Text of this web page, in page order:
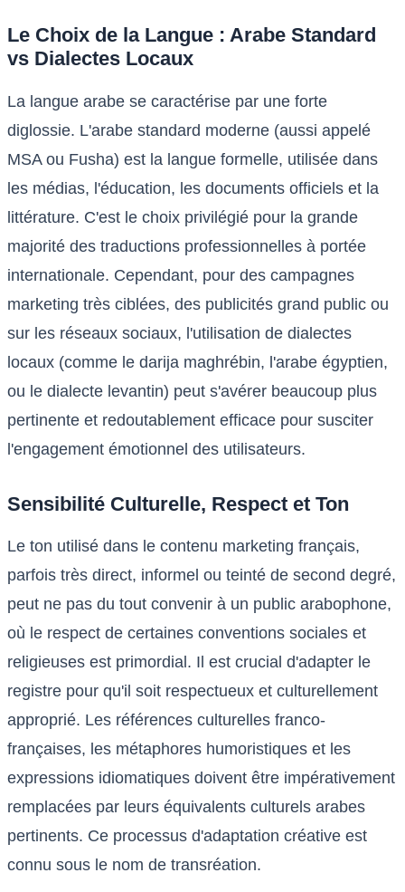
Le Choix de la Langue : Arabe Standard
vs Dialectes Locaux
La langue arabe se caractérise par une forte
diglossie. L'arabe standard moderne (aussi appelé
MSA ou Fusha) est la langue formelle, utilisée dans
les médias, l'éducation, les documents officiels et la
littérature. C'est le choix privilégié pour la grande
majorité des traductions professionnelles à portée
internationale. Cependant, pour des campagnes
marketing très ciblées, des publicités grand public ou
sur les réseaux sociaux, l'utilisation de dialectes
locaux (comme le darija maghrébin, l'arabe égyptien,
ou le dialecte levantin) peut s'avérer beaucoup plus
pertinente et redoutablement efficace pour susciter
l'engagement émotionnel des utilisateurs.
Sensibilité Culturelle, Respect et Ton
Le ton utilisé dans le contenu marketing français,
parfois très direct, informel ou teinté de second degré,
peut ne pas du tout convenir à un public arabophone,
où le respect de certaines conventions sociales et
religieuses est primordial. Il est crucial d'adapter le
registre pour qu'il soit respectueux et culturellement
approprié. Les références culturelles franco-
françaises, les métaphores humoristiques et les
expressions idiomatiques doivent être impérativement
remplacées par leurs équivalents culturels arabes
pertinents. Ce processus d'adaptation créative est
connu sous le nom de transréation.